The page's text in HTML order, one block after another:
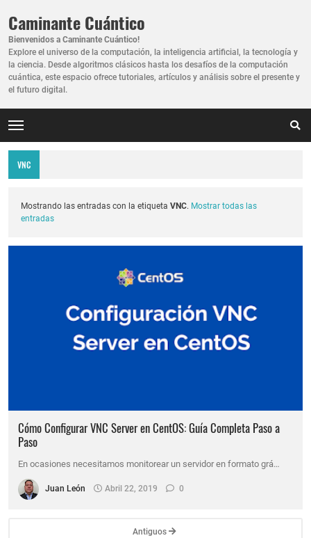
Caminante Cuántico
Bienvenidos a Caminante Cuántico!
Explore el universo de la computación, la inteligencia artificial, la tecnología y
la ciencia. Desde algoritmos clásicos hasta los desafíos de la computación
cuántica, este espacio ofrece tutoriales, artículos y análisis sobre el presente y
el futuro digital.
VNC
Mostrando las entradas con la etiqueta VNC. Mostrar todas las
entradas
Cómo Configurar VNC Server en CentOS: Guía Completa Paso a
Paso
En ocasiones necesitamos monitorear un servidor en formato grá…
Juan León Abril 22, 2019 0
Antiguos